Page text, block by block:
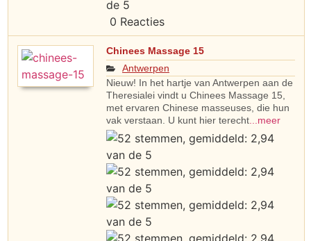
0 Reacties
Chinees Massage 15
Antwerpen
Nieuw! In het hartje van Antwerpen aan de
Theresialei vindt u Chinees Massage 15,
met ervaren Chinese masseuses, die hun
vak verstaan. U kunt hier terecht...meer